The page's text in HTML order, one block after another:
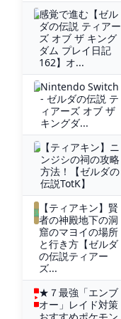
感覚で進む【ゼル
ダの伝説 ティアー
ズ オブ ザ キング
ダム プレイ日記
162】オ...
Nintendo Switch
- ゼルダの伝説 テ
ィアーズ オブ ザ
キングダ...
【ティアキン】ニ
ンジシの祠の攻略
方法！【ゼルダの
伝説TotK】
【ティアキン】賢
者の神殿地下の洞
窟のマヨイの場所
と行き方【ゼルダ
の伝説ティアー
ズ...
★７最強「エンブ
オー」レイド対策